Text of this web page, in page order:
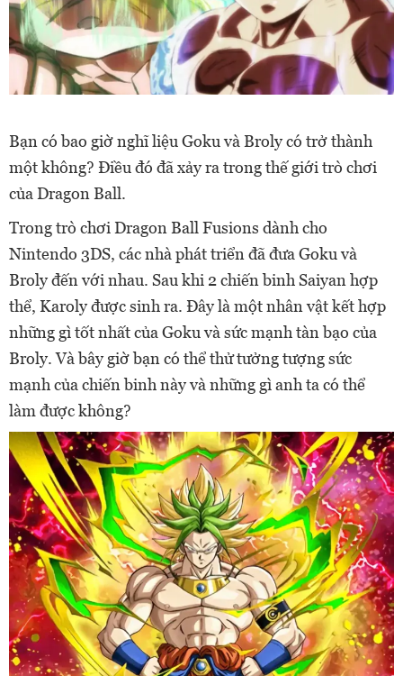
Bạn có bao giờ nghĩ liệu Goku và Broly có trở thành
một không? Điều đó đã xảy ra trong thế giới trò chơi
của Dragon Ball.
Trong trò chơi Dragon Ball Fusions dành cho
Nintendo 3DS, các nhà phát triển đã đưa Goku và
Broly đến với nhau. Sau khi 2 chiến binh Saiyan hợp
thể, Karoly được sinh ra. Đây là một nhân vật kết hợp
những gì tốt nhất của Goku và sức mạnh tàn bạo của
Broly. Và bây giờ bạn có thể thử tưởng tượng sức
mạnh của chiến binh này và những gì anh ta có thể
làm được không?